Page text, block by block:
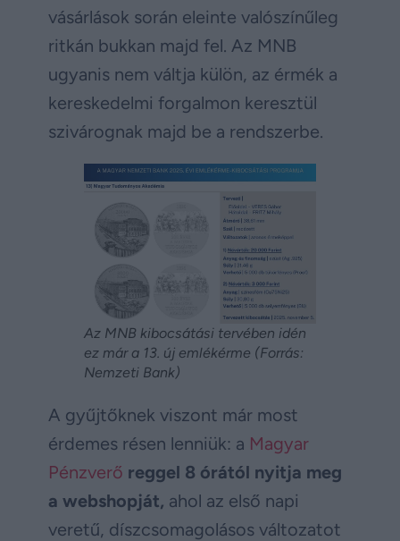
vásárlások során eleinte valószínűleg
ritkán bukkan majd fel. Az MNB
ugyanis nem váltja külön, az érmék a
kereskedelmi forgalmon keresztül
szivárognak majd be a rendszerbe.
Az MNB kibocsátási tervében idén
ez már a 13. új emlékérme (Forrás:
Nemzeti Bank)
A gyűjtőknek viszont már most
érdemes résen lenniük: a Magyar
Pénzverő reggel 8 órától nyitja meg
a webshopját, ahol az első napi
veretű, díszcsomagolásos változatot